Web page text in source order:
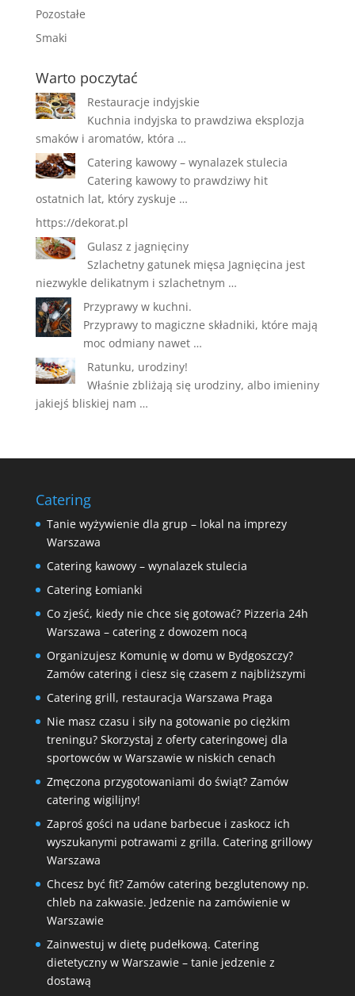
Pozostałe
Smaki
Warto poczytać
Restauracje indyjskie
Kuchnia indyjska to prawdziwa eksplozja
smaków i aromatów, która …
Catering kawowy – wynalazek stulecia
Catering kawowy to prawdziwy hit
ostatnich lat, który zyskuje …
https://dekorat.pl
Gulasz z jagnięciny
Szlachetny gatunek mięsa Jagnięcina jest
niezwykle delikatnym i szlachetnym …
Przyprawy w kuchni.
Przyprawy to magiczne składniki, które mają
moc odmiany nawet …
Ratunku, urodziny!
Właśnie zbliżają się urodziny, albo imieniny
jakiejś bliskiej nam …
Catering
Tanie wyżywienie dla grup – lokal na imprezy
Warszawa
Catering kawowy – wynalazek stulecia
Catering Łomianki
Co zjeść, kiedy nie chce się gotować? Pizzeria 24h
Warszawa – catering z dowozem nocą
Organizujesz Komunię w domu w Bydgoszczy?
Zamów catering i ciesz się czasem z najbliższymi
Catering grill, restauracja Warszawa Praga
Nie masz czasu i siły na gotowanie po ciężkim
treningu? Skorzystaj z oferty cateringowej dla
sportowców w Warszawie w niskich cenach
Zmęczona przygotowaniami do świąt? Zamów
catering wigilijny!
Zaproś gości na udane barbecue i zaskocz ich
wyszukanymi potrawami z grilla. Catering grillowy
Warszawa
Chcesz być fit? Zamów catering bezglutenowy np.
chleb na zakwasie. Jedzenie na zamówienie w
Warszawie
Zainwestuj w dietę pudełkową. Catering
dietetyczny w Warszawie – tanie jedzenie z
dostawą